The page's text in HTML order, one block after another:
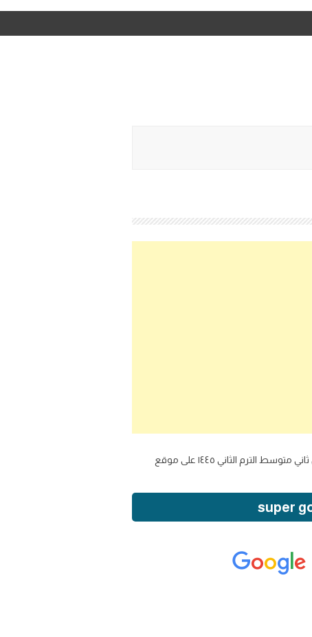
كتاب الانجليزي للصف الثاني متوسط الفصل الدراسي الثاني ف2 1445 2023 super goal 2 الطبعه الجديده تحميل مادة انجليزي ثاني متوسط الترم الثاني ١٤٤٥ على موقع